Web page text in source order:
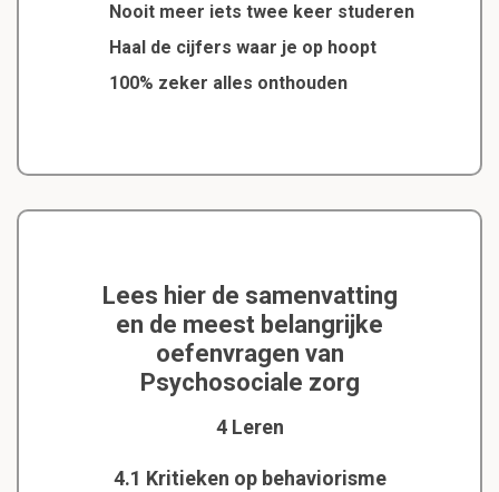
Nooit meer iets twee keer studeren
Haal de cijfers waar je op hoopt
100% zeker alles onthouden
Lees hier de samenvatting
en de meest belangrijke
oefenvragen van
Psychosociale zorg
4 Leren
4.1 Kritieken op behaviorisme